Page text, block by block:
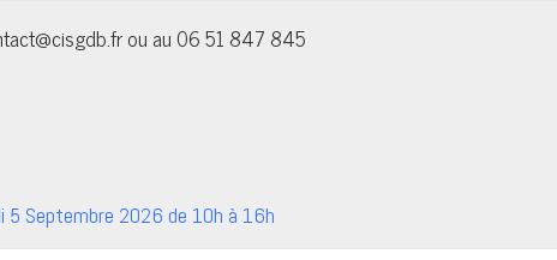
ou au 06 51 847 845
5 Septembre 2026 de 10h à 16h